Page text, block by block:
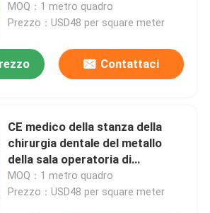
MOQ：1 metro quadro
Prezzo：USD48 per square meter
Contattaci
CE medico della stanza della
chirurgia dentale del metallo
della sala operatoria di
ginecologia per l'ospedale
MOQ：1 metro quadro
Prezzo：USD48 per square meter